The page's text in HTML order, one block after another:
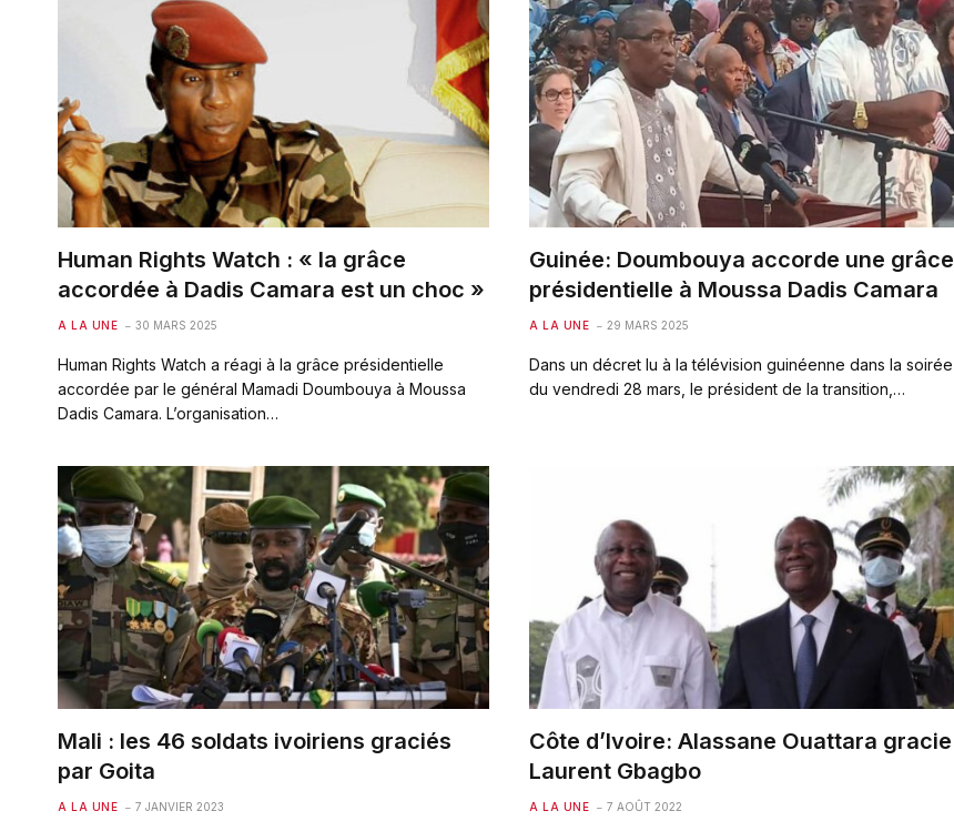
Human Rights Watch : « la grâce
accordée à Dadis Camara est un choc »
A LA UNE 30 MARS 2025
Human Rights Watch a réagi à la grâce présidentielle
accordée par le général Mamadi Doumbouya à Moussa
Dadis Camara. L’organisation…
Guinée: Doumbouya accorde une grâce
présidentielle à Moussa Dadis Camara
A LA UNE 29 MARS 2025
Dans un décret lu à la télévision guinéenne dans la soirée
du vendredi 28 mars, le président de la transition,…
Mali : les 46 soldats ivoiriens graciés
par Goita
A LA UNE 7 JANVIER 2023
Côte d’Ivoire: Alassane Ouattara gracie
Laurent Gbagbo
A LA UNE 7 AOÛT 2022